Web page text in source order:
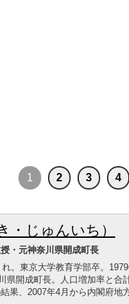
1 2 3 4
・じゅんいち）
・元神奈川県開成町長
。東京大学教育学部卒。
県開成町長。人口増加率と
果、2007年4月から内閣府地